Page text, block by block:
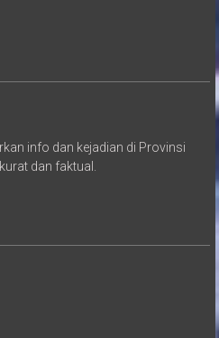
info dan kejadian di Provinsi
dan faktual.